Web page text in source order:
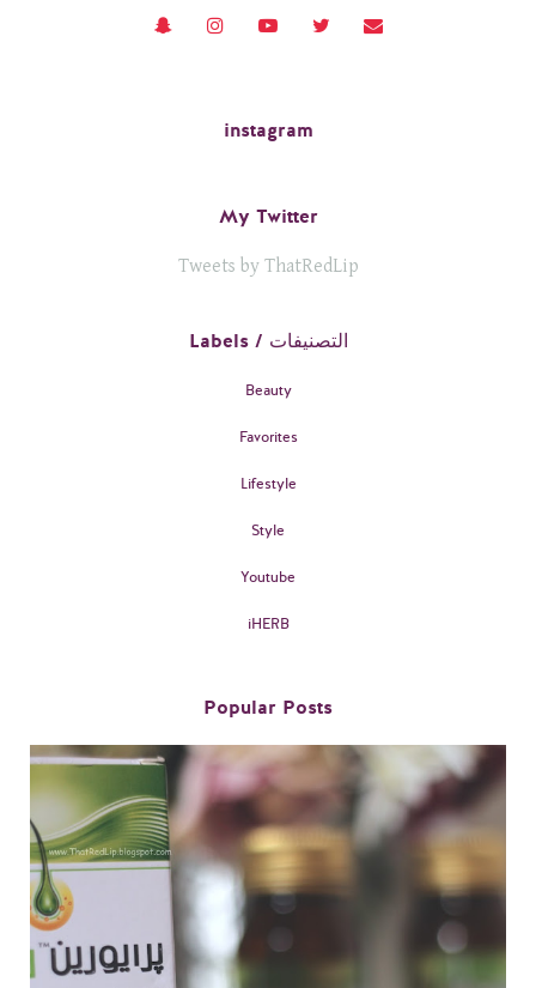
instagram
My Twitter
Tweets by ThatRedLip
Labels / التصنيفات
Beauty
Favorites
Lifestyle
Style
Youtube
iHERB
Popular Posts